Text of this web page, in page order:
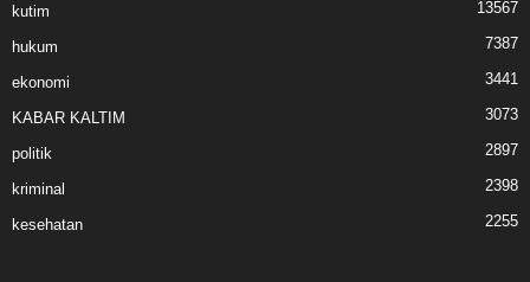
kutim 13567
hukum 7387
ekonomi 3441
KABAR KALTIM 3073
politik 2897
kriminal 2398
kesehatan 2255